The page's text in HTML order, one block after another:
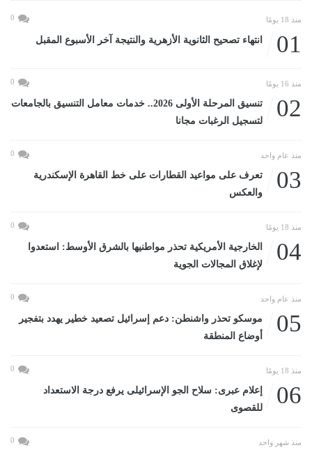
منذ 18 يومًا 0
01 انتهاء تصحيح الثانوية الأزهرية والنتيجة آخر الأسبوع المقبل
منذ 16 يومًا 0
02
تنسيق المرحلة الأولى 2026.. خدمات معامل التنسيق بالجامعات
لتسجيل الرغبات مجانا
منذ عام واحد 0
03
تعرف على مواعيد القطارات على خط القاهرة الإسكندرية
والعكس
منذ 18 يومًا 0
04
الخارجية الأمريكية تحذر مواطنيها بالشرق الأوسط: استعدوا
لإغلاق المجالات الجوية
منذ عام واحد 0
05
موسكو تحذر واشنطن: دعم إسرائيل تصعيد خطير يهدد بتفجير
أوضاع المنطقة
منذ 18 يومًا 0
06
إعلام عبرى: سلاح الجو الإسرائيلى يرفع درجة الاستعداد
للقصوى
منذ شهر واحد 0